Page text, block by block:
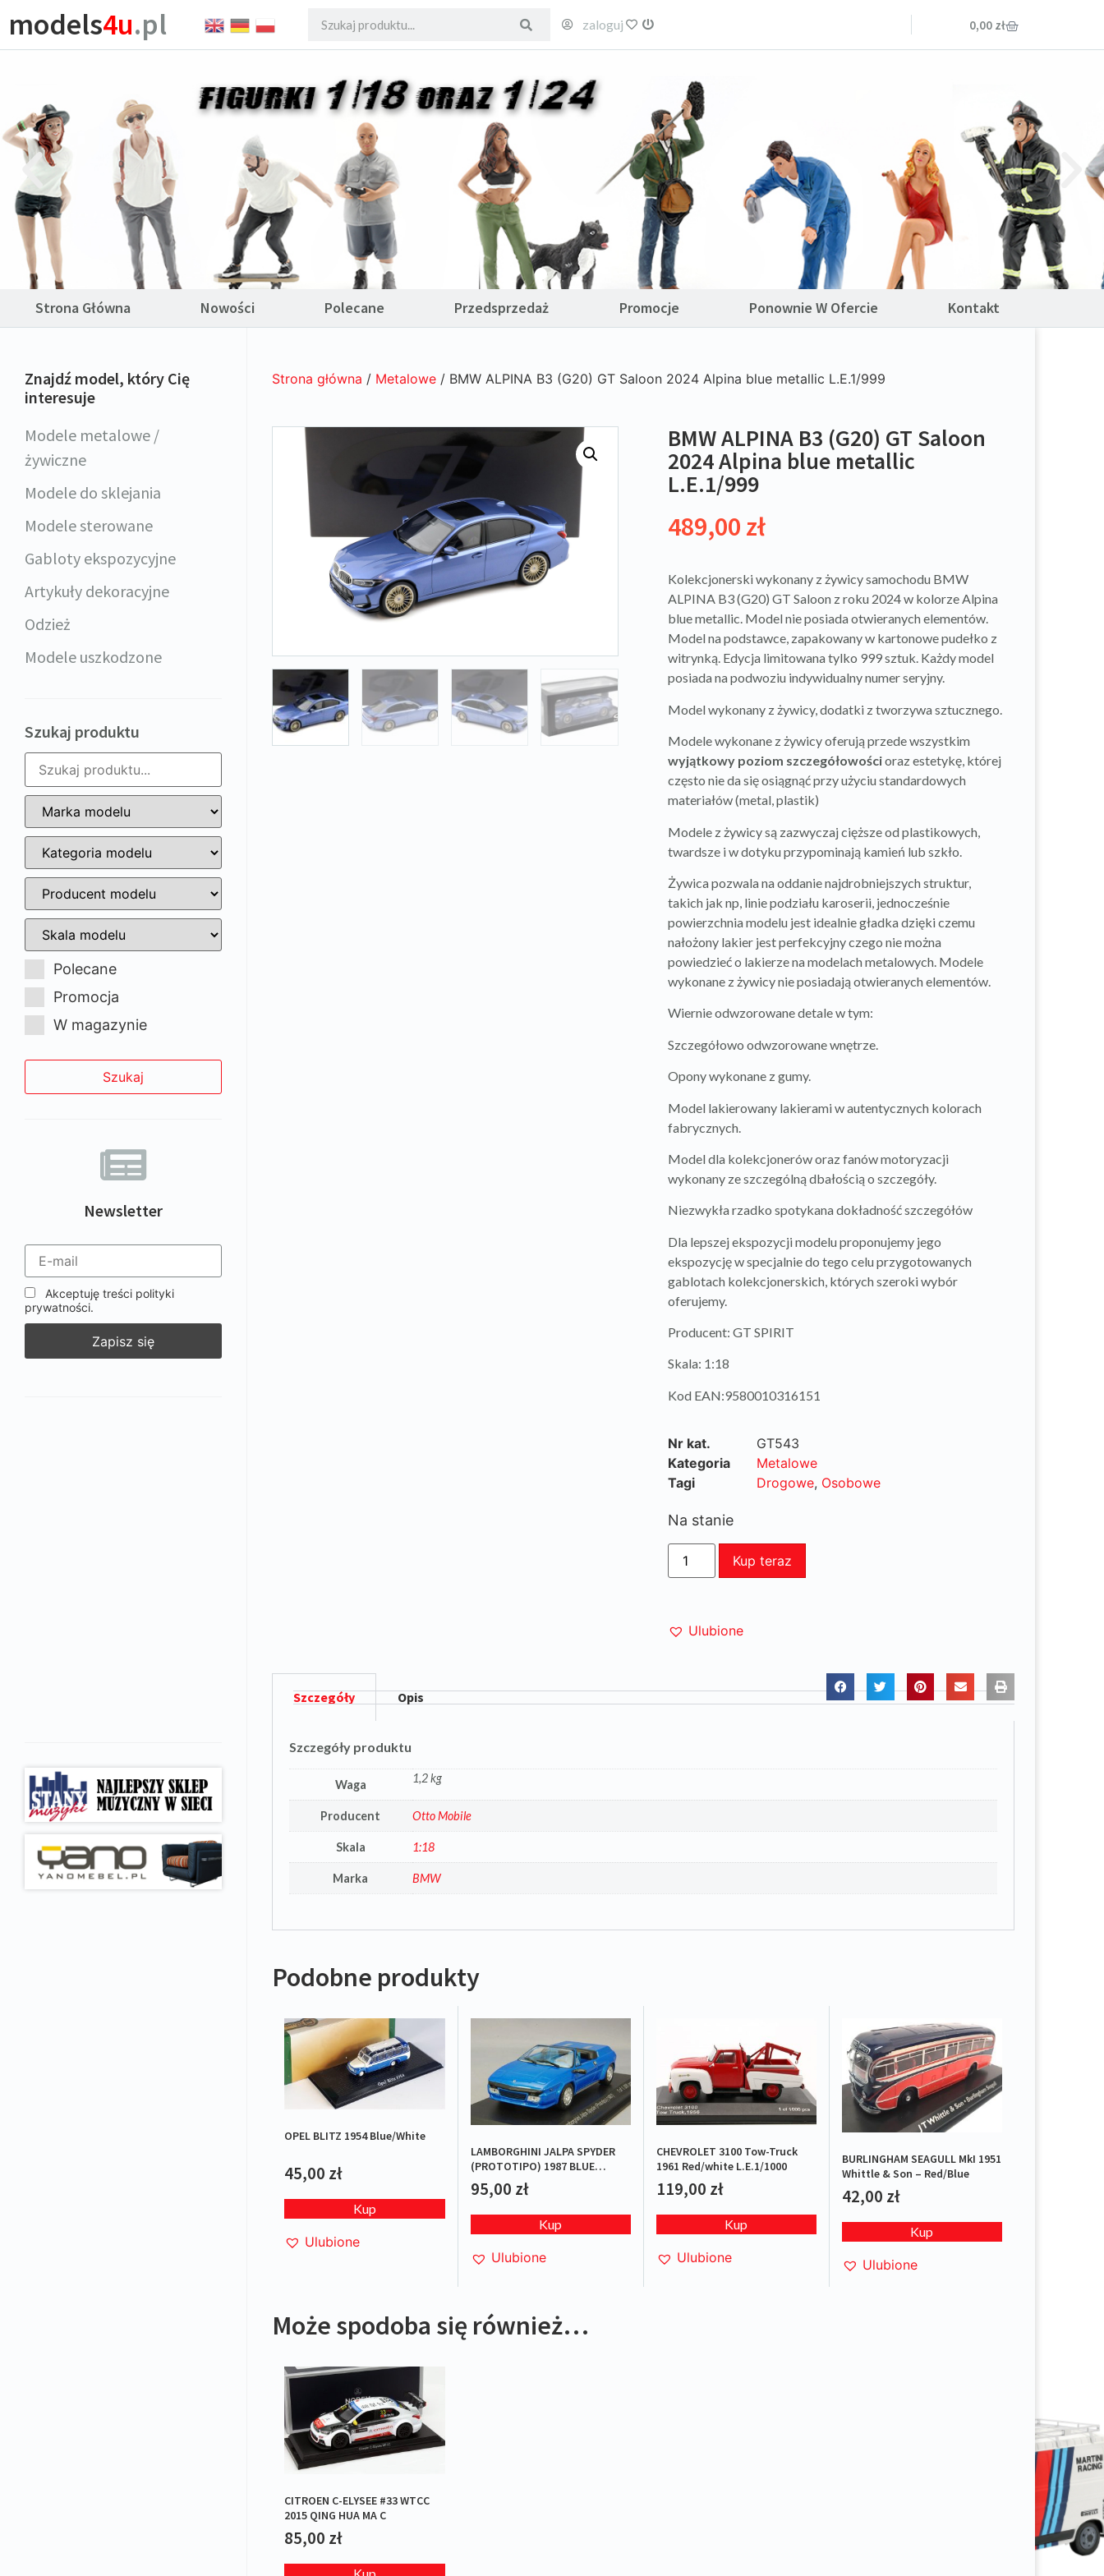
models4u.pl zaloguj ulubione 0,00 zł
Strona Główna Nowości Polecane Przedsprzedaż Promocje Ponownie W Ofercie Kontakt
Znajdź model, który Cię
interesuje
Modele metalowe /
żywiczne
Modele do sklejania
Modele sterowane
Gabloty ekspozycyjne
Artykuły dekoracyjne
Odzież
Modele uszkodzone
Szukaj produktu
Polecane
Promocja
W magazynie
Newsletter
Akceptuję treści polityki
prywatności.
Strona główna / Metalowe/ BMW ALPINA B3 (G20) GT Saloon 2024 Alpina blue metallic L.E.1/999
BMW ALPINA B3 (G20) GT Saloon
2024 Alpina blue metallic
L.E.1/999
489,00 zł
Kolekcjonerski wykonany z żywicy samochodu BMW
ALPINA B3 (G20) GT Saloon z roku 2024 w kolorze Alpina
blue metallic. Model nie posiada otwieranych elementów.
Model na podstawce, zapakowany w kartonowe pudełko z
witrynką. Edycja limitowana tylko 999 sztuk. Każdy model
posiada na podwoziu indywidualny numer seryjny.
Model wykonany z żywicy, dodatki z tworzywa sztucznego.
Modele wykonane z żywicy oferują przede wszystkim
wyjątkowy poziom szczegółowościoraz estetykę, której
często nie da się osiągnąć przy użyciu standardowych
materiałów (metal, plastik)
Modele z żywicy są zazwyczaj cięższe od plastikowych,
twardsze i w dotyku przypominają kamień lub szkło.
Żywica pozwala na oddanie najdrobniejszych struktur,
takich jak np, linie podziału karoserii, jednocześnie
powierzchnia modelu jest idealnie gładka dzięki czemu
nałożony lakier jest perfekcyjny czego nie można
powiedzieć o lakierze na modelach metalowych. Modele
wykonane z żywicy nie posiadają otwieranych elementów.
Wiernie odwzorowane detale w tym:
Szczegółowo odwzorowane wnętrze.
Opony wykonane z gumy.
Model lakierowany lakierami w autentycznych kolorach
fabrycznych.
Model dla kolekcjonerów oraz fanów motoryzacji
wykonany ze szczególną dbałością o szczegóły.
Niezwykła rzadko spotykana dokładność szczegółów
Dla lepszej ekspozycji modelu proponujemy jego
ekspozycję w specjalnie do tego celu przygotowanych
gablotach kolekcjonerskich, których szeroki wybór
oferujemy.
Producent: GT SPIRIT
Skala: 1:18
Kod EAN:9580010316151
Nr kat.
GT543
Kategoria
Metalowe
Tagi
Drogowe, Osobowe
Na stanie
Kup teraz
Ulubione
Szczegóły Opis
Szczegóły produktu
Waga 1,2 kg
Producent Otto Mobile
Skala 1:18
Marka BMW
Podobne produkty
OPEL BLITZ 1954 Blue/White
45,00 zł
Kup
Ulubione
LAMBORGHINI JALPA SPYDER
(PROTOTIPO) 1987 BLUE
L.E.1/1000
95,00 zł
Kup
Ulubione
CHEVROLET 3100 Tow-Truck
1961 Red/white L.E.1/1000
119,00 zł
Kup
Ulubione
BURLINGHAM SEAGULL MkI 1951
Whittle & Son – Red/Blue
42,00 zł
Kup
Ulubione
Może spodoba się również…
CITROEN C-ELYSEE #33 WTCC
2015 QING HUA MA C
85,00 zł
Kup